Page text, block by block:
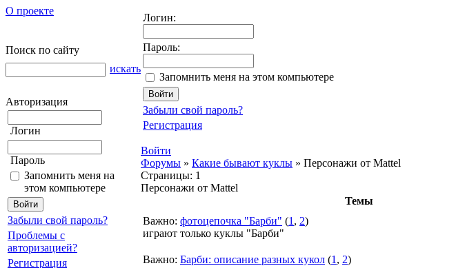
О проекте
Поиск по сайту
искать
Авторизация
Логин
Пароль
Запомнить меня на
этом компьютере
Забыли свой пароль?
Проблемы с
авторизацией?
Регистрация
Логин:
Пароль:
Запомнить меня на этом компьютере
Забыли свой пароль?
Регистрация
Войти
Форумы » Какие бывают куклы » Персонажи от Mattel
Страницы: 1
Персонажи от Mattel
Темы
Важно: фотоцепочка "Барби" (1 , 2)
играют только куклы "Барби"
Важно: Барби: описание разных кукол (1 , 2)